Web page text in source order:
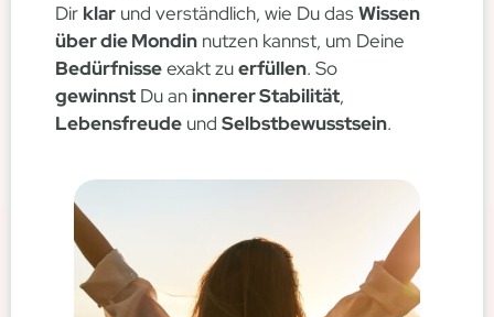
Dir klar und verständlich, wie Du dasWissen
über die Mondin nutzen kannst, um Deine
Bedürfnisseexakt zuerfüllen. So
gewinnst Du aninnerer Stabilität,
Lebensfreude und Selbstbewusstsein.